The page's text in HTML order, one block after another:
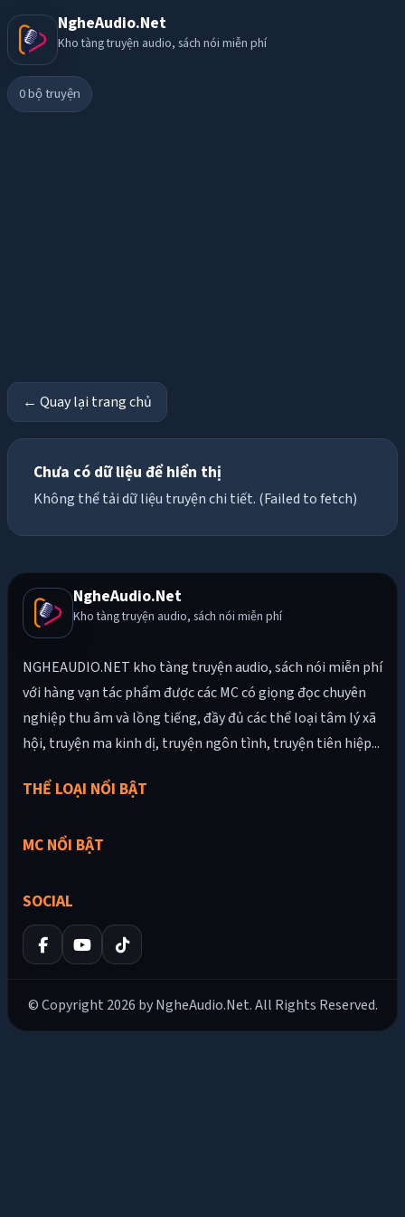
NgheAudio.Net
Kho tàng truyện audio, sách nói miễn phí
0bộ truyện
← Quay lại trang chủ
Chưa có dữ liệu để hiển thị
Không thể tải dữ liệu truyện chi tiết. (Failed to fetch)
NgheAudio.Net
Kho tàng truyện audio, sách nói miễn phí
NGHEAUDIO.NET kho tàng truyện audio, sách nói miễn phí
với hàng vạn tác phẩm được các MC có giọng đọc chuyên
nghiệp thu âm và lồng tiếng, đầy đủ các thể loại tâm lý xã
hội, truyện ma kinh dị, truyện ngôn tình, truyện tiên hiệp...
THỂ LOẠI NỔI BẬT
MC NỔI BẬT
SOCIAL
© Copyright 2026 by NgheAudio.Net. All Rights Reserved.